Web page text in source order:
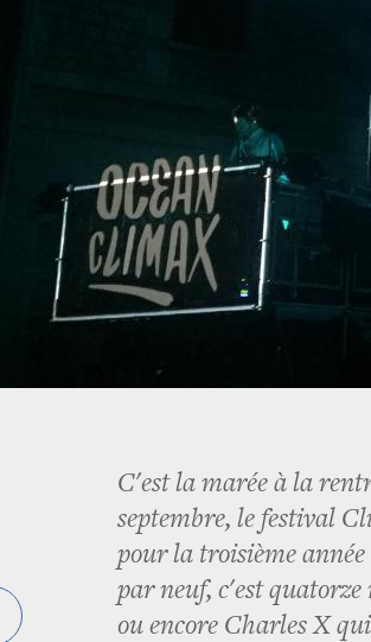
C'est la marée à la
septembre, le festival
pour la troisième année
par neuf, c'est quatorze
ou encore Charles X